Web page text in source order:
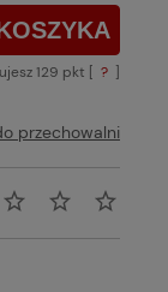
129 pkt [ ? ]
przechowalni